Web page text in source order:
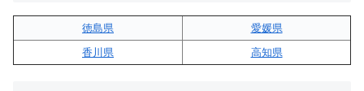
徳島県
愛媛県
香川県
高知県